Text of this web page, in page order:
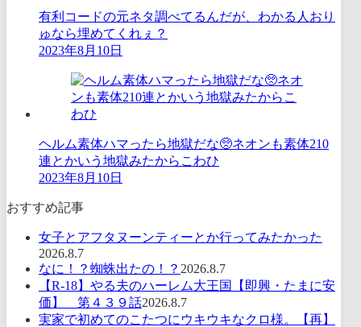
有利コードの元ネタ調べてるんだが、わかる人おり
ゅなら埋めてくれぇ？
2023年8月10日
ヘルム素体ハマったら地獄だな🥺ネオンも素体210
連とかいう地獄みたからこわひ
2023年8月10日
おすすめ記事
女子とアフタヌーンティーとか行ってみたかった
2026.8.7
なに！？蜘蛛出たの！？ 2026.8.7
【R-18】やる夫のハーレム大王国【即興・たまに安
価】 第４３９話2026.8.7
実家で初めてのこたつにウキウキなクロ様。【再】